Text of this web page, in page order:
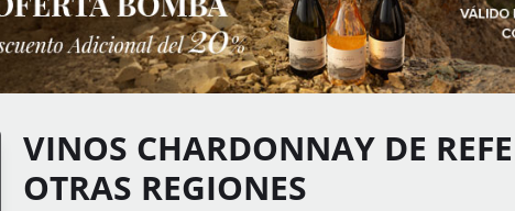
VINOS CHARDONNAY DE
OTRAS REGIONES